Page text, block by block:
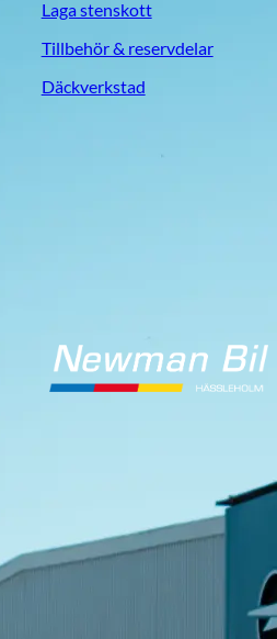
Laga stenskott
Tillbehör & reservdelar
Däckverkstad